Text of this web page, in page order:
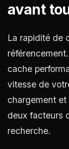
avant
La rapidité de
cache
vitesse de
chargement et
deux facteurs
recherche.